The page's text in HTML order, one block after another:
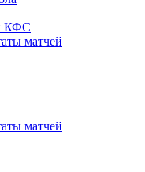
КФС
матчей
матчей